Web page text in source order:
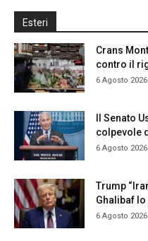
Esteri
Crans
contro il
6 Agosto 2026
Il Senato
colpevole
6 Agosto 2026
Trump
Ghalibaf lo
6 Agosto 2026